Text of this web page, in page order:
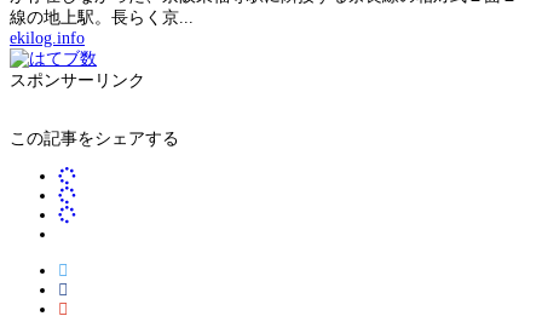
線の地上駅。長らく京...
ekilog.info
スポンサーリンク
この記事をシェアする